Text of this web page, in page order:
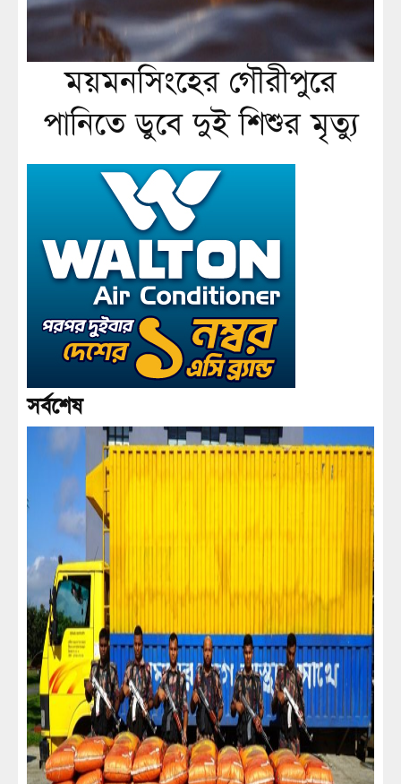
ময়মনসিংহের গৌরীপুরে
পানিতে ডুবে দুই শিশুর মৃত্যু
সর্বশেষ